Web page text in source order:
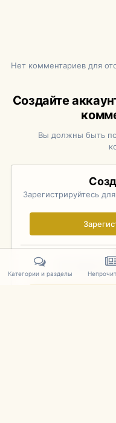
Нет комментариев для
Создайте
Вы должны быть
Зарегистрируйтесь
Уже
Категории и разделы